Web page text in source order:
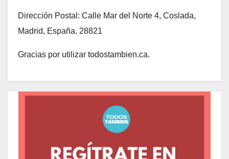
Dirección Postal: Calle Mar del Norte 4, Coslada,
Madrid, España. 28821
Gracias por utilizar todostambien.ca.